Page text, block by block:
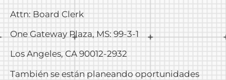
Attn: Board Clerk
One Gateway Plaza, MS: 99-3-1
Los Angeles, CA 90012-2932
También se están planeando oportunidades